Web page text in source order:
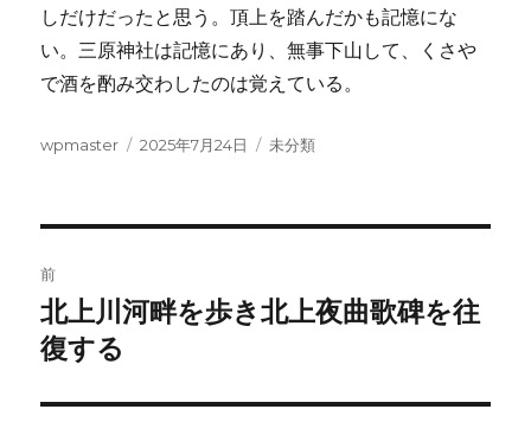
しだけだったと思う。頂上を踏んだかも記憶にな
い。三原神社は記憶にあり、無事下山して、くさや
で酒を酌み交わしたのは覚えている。
投
wpmaster
投
2025年7月24日
カ
未分類
稿
ナ
ビ
前
前
の
稿:
北上川河畔を歩き北上夜曲歌碑を往
復する